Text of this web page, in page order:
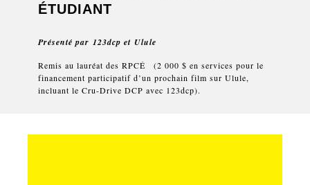
ÉTUDIANT
Présenté par123dcp etUlule
Remis au lauréat des RPCÉ (2 000 $ en services pour le
financement participatif d’un prochain film sur Ulule,
incluant le Cru-Drive DCP avec 123dcp).